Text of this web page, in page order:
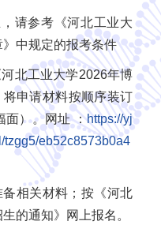
请参考《河北工业大
中规定的报考条件
北工业大学2026年博
申请材料按顺序装订
面）。网址 ：https://yj
tzgg5/eb52c8573b0a4
相关材料；按《河北
的通知》网上报名。